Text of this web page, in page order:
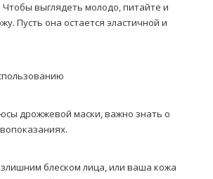
Чтобы выглядеть молодо, питайте и
Пусть она остается эластичной и
дрожжевой маски, важно знать о
блеском лица, или ваша кожа